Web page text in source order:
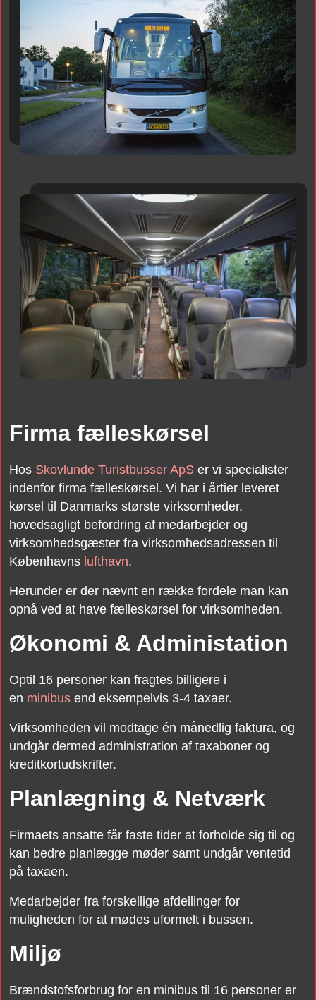
Firma fælleskørsel ​
Hos Skovlunde Turistbusser ApS er vi specialister
indenfor firma fælleskørsel. Vi har i årtier leveret
kørsel til Danmarks største virksomheder,
hovedsagligt befordring af medarbejder og
virksomhedsgæster fra virksomhedsadressen til
Københavns lufthavn.
Herunder er der nævnt en række fordele man kan
opnå ved at have fælleskørsel for virksomheden.​
Økonomi & Administation​
Optil 16 personer kan fragtes billigere i
en minibus end eksempelvis 3-4 taxaer.
Virksomheden vil modtage én månedlig faktura, og
undgår dermed administration af taxaboner og
kreditkortudskrifter.​
Planlægning & Netværk​
Firmaets ansatte får faste tider at forholde sig til og
kan bedre planlægge møder samt undgår ventetid
på taxaen.
Medarbejder fra forskellige afdellinger for
muligheden for at mødes uformelt i bussen.
Miljø​
Brændstofsforbrug for en minibus til 16 personer er